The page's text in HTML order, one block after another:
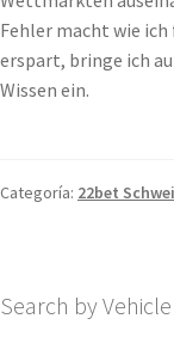
Fehler macht wie
erspart, bringe ich
Wissen ein.
Categoría: 22bet
Search by Vehicle